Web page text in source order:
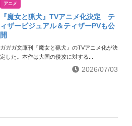
アニメ
『魔女と猟犬』TVアニメ化決定 テ
ィザービジュアル＆ティザーPVも公
開
ガガガ文庫刊『魔女と猟犬』のTVアニメ化が決
定した。本作は大国の侵攻に対する...
2026/07/03